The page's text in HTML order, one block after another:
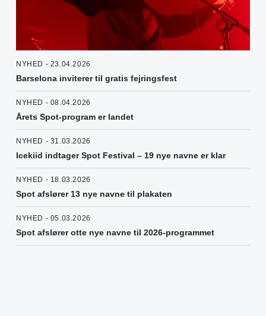
NYHED - 23.04.2026
Barselona inviterer til gratis fejringsfest
NYHED - 08.04.2026
Årets Spot-program er landet
NYHED - 31.03.2026
Icekiid indtager Spot Festival – 19 nye navne er klar
NYHED - 18.03.2026
Spot afslører 13 nye navne til plakaten
NYHED - 05.03.2026
Spot afslører otte nye navne til 2026-programmet